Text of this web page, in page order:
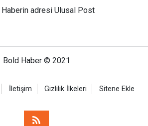
Haberin adresi Ulusal Post
Bold Haber © 2021
İletişim Gizlilik İlkeleri Sitene Ekle